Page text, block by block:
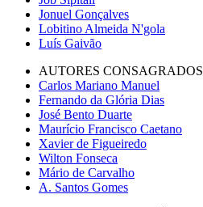
Jonuel Gonçalves
Lobitino Almeida N'gola
Luís Gaivão
AUTORES CONSAGRADOS
Carlos Mariano Manuel
Fernando da Glória Dias
José Bento Duarte
Maurício Francisco Caetano
Xavier de Figueiredo
Wilton Fonseca
Mário de Carvalho
A. Santos Gomes